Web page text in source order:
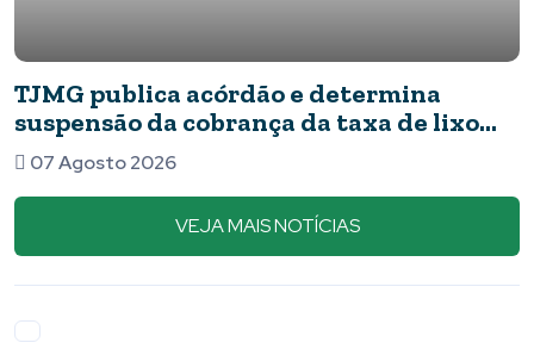
publica acórdão e determina
da cobrança da taxa de lixo
Piumhi
07 Agosto 2026
VEJA MAIS NOTÍCIAS